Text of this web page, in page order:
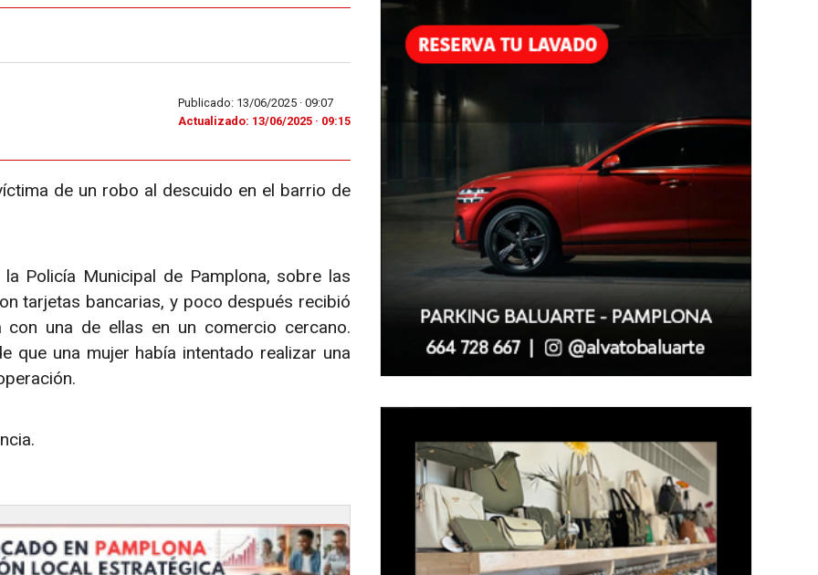
Publicado: 13/06/2025 · 09:07
Actualizado: 13/06/2025 · 09:15
de un robo al descuido en el barrio de
Policía Municipal de Pamplona, sobre las
tarjetas bancarias, y poco después recibió
una de ellas en un comercio cercano.
que una mujer había intentado realizar una